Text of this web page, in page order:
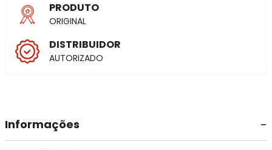
PRODUTO
ORIGINAL
DISTRIBUIDOR
AUTORIZADO
Informações